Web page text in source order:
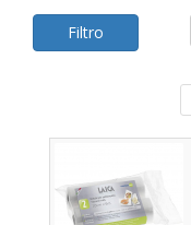
Filtro